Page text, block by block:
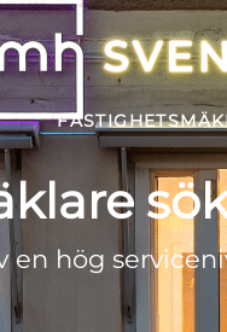
en hög